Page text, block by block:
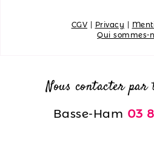
CGV | Privacy |
Qui sommes-
Nous contacter par
Basse-Ham 03